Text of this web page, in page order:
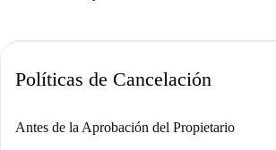
Políticas de Cancelación
Antes de la Aprobación del Propietario